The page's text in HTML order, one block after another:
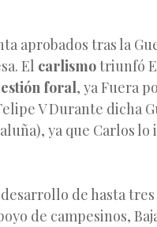
aprobados tras la
El carlismotriunfó
foral, ya Fuera
V Durante dicha
ya que Carlos
de hasta tres
de campesinos,